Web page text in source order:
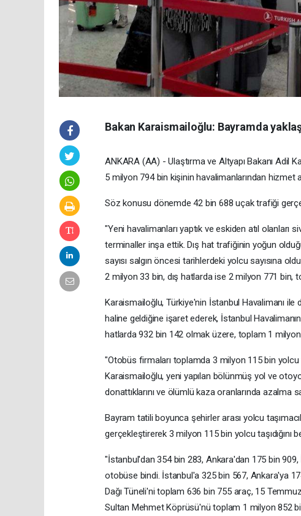
Bakan Karaismailoğlu: Bayramda
ANKARA (AA) - Ulaştırma ve Altyapı Bakanı Adil
5 milyon 794 bin kişinin havalimanlarından hizmet
Söz konusu dönemde 42 bin 688 uçak trafiği
"Yeni havalimanları yaptık ve eskiden atıl olanları
terminaller inşa ettik. Dış hat trafiğinin yoğun
sayısı salgın öncesi tarihlerdeki yolcu sayısına
2 milyon 33 bin, dış hatlarda ise 2 milyon 771 bin,
Karaismailoğlu, Türkiye'nin İstanbul Havalimanı
haline geldiğine işaret ederek, İstanbul
hatlarda 932 bin 142 olmak üzere, toplam 1
"Otobüs firmaları toplamda 3 milyon 115 bin yolcu
Karaismailoğlu, yeni yapılan bölünmüş yol ve
donattıklarını ve ölümlü kaza oranlarında azalma
Bayram tatili boyunca şehirler arası yolcu
gerçekleştirerek 3 milyon 115 bin yolcu taşıdığını
"İstanbul'dan 354 bin 283, Ankara'dan 175 bin
otobüse bindi. İstanbul'a 325 bin 567, Ankara'ya
Dağı Tüneli'ni toplam 636 bin 755 araç, 15
Sultan Mehmet Köprüsü'nü toplam 1 milyon 852